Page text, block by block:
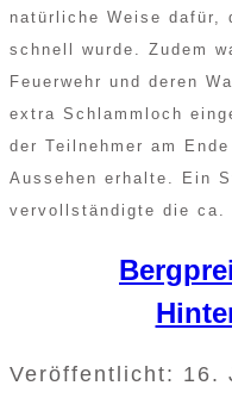
natürliche Weise dafür,
schnell wurde. Zudem
Feuerwehr und deren
extra Schlammloch
der Teilnehmer am
Aussehen erhalte. Ein
vervollständigte die ca.
Veröffentlicht: 16.